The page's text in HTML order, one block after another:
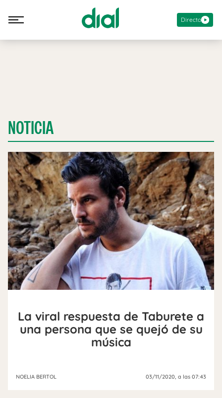
Directo
NOTICIA
La viral respuesta de Taburete a
una persona que se quejó de su
música
NOELIA BERTOL 03/11/2020 , a las 07:43